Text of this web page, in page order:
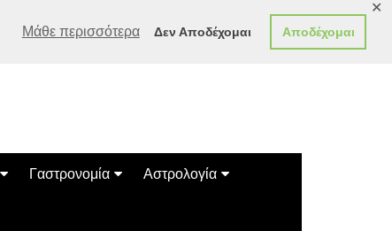
Μάθε περισσότερα Δεν Αποδέχομαι Αποδέχομαι
✕
Γαστρονομία Αστρολογία